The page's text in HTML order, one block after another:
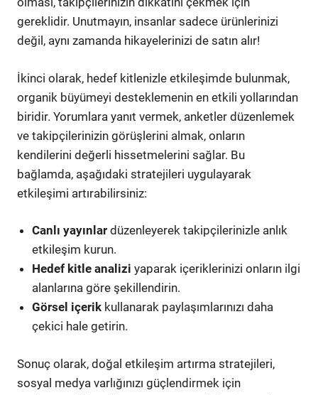
gereklidir. Unutmayın, insanlar sadece ürünlerinizi
değil, aynı zamanda hikayelerinizi de satın alır!
İkinci olarak, hedef kitlenizle etkileşimde bulunmak,
organik büyümeyi desteklemenin en etkili yollarından
biridir. Yorumlara yanıt vermek, anketler düzenlemek
ve takipçilerinizin görüşlerini almak, onların
kendilerini değerli hissetmelerini sağlar. Bu
bağlamda, aşağıdaki stratejileri uygulayarak
etkileşimi artırabilirsiniz:
Canlı yayınlar düzenleyerek takipçilerinizle anlık
etkileşim kurun.
Hedef kitle analizi yaparak içeriklerinizi onların ilgi
alanlarına göre şekillendirin.
Görsel içerik kullanarak paylaşımlarınızı daha
çekici hale getirin.
Sonuç olarak, doğal etkileşim artırma stratejileri,
sosyal medya varlığınızı güçlendirmek için